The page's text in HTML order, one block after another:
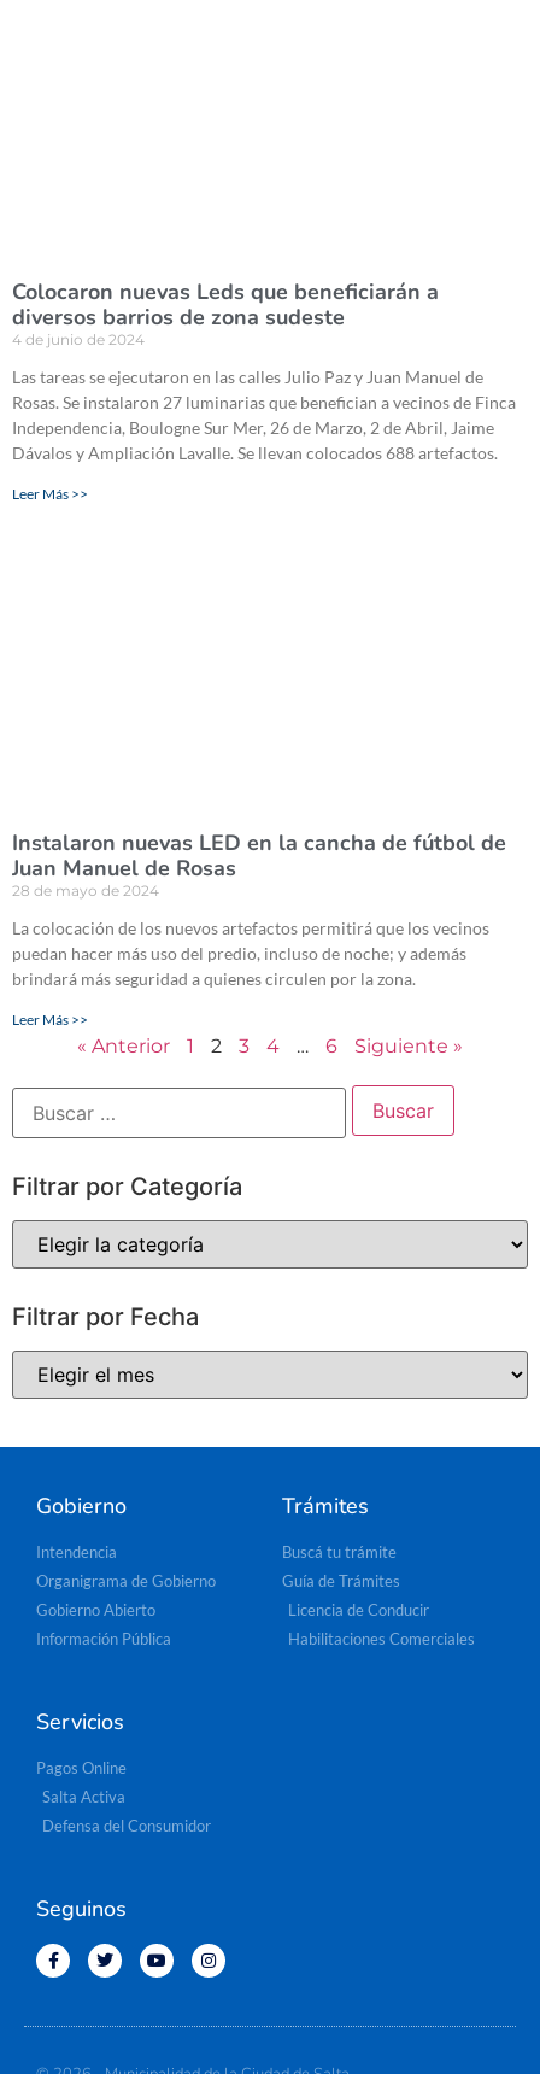
Colocaron nuevas Leds que beneficiarán a
diversos barrios de zona sudeste
4 de junio de 2024
Las tareas se ejecutaron en las calles Julio Paz y Juan Manuel de
Rosas. Se instalaron 27 luminarias que benefician a vecinos de Finca
Independencia, Boulogne Sur Mer, 26 de Marzo, 2 de Abril, Jaime
Dávalos y Ampliación Lavalle. Se llevan colocados 688 artefactos.
Leer Más >>
Instalaron nuevas LED en la cancha de fútbol de
Juan Manuel de Rosas
28 de mayo de 2024
La colocación de los nuevos artefactos permitirá que los vecinos
puedan hacer más uso del predio, incluso de noche; y además
brindará más seguridad a quienes circulen por la zona.
Leer Más >>
« Anterior 1 2 3 4 … 6 Siguiente »
Filtrar por Categoría
Filtrar por Fecha
Gobierno
Intendencia
Organigrama de Gobierno
Gobierno Abierto
Información Pública
Trámites
Buscá tu trámite
Guía de Trámites
Licencia de Conducir
Habilitaciones Comerciales
Servicios
Pagos Online
Salta Activa
Defensa del Consumidor
Seguinos